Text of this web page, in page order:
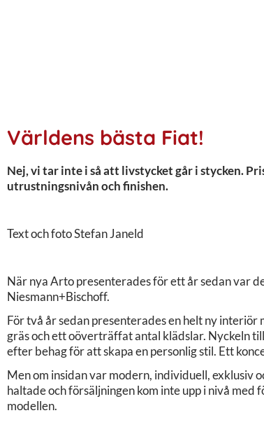
Världens bästa Fiat!
Nej, vi tar inte i så att livstycket går i stycken.
utrustningsnivån och finishen.
Text och foto Stefan Janeld
När nya Arto presenterades för ett år sedan var
Niesmann+Bischoff.
För två år sedan presenterades en helt ny
gräs och ett oöverträffat antal klädslar. Nyckeln
efter behag för att skapa en personlig stil. Ett
Men om insidan var modern, individuell, exklusiv
haltade och försäljningen kom inte upp i nivå
modellen.